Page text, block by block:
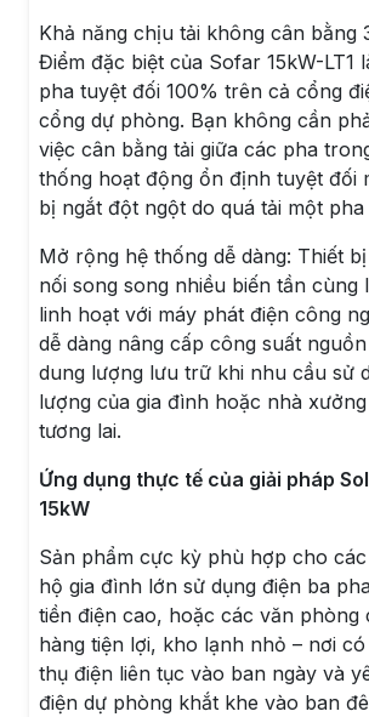
Khả năng chịu tải không cân bằng
Điểm đặc biệt của Sofar 15kW-LT1
pha tuyệt đối 100% trên cả cổng
cổng dự phòng. Bạn không cần
việc cân bằng tải giữa các pha
thống hoạt động ổn định tuyệt đối
bị ngắt đột ngột do quá tải một pha
Mở rộng hệ thống dễ dàng: Thiết
nối song song nhiều biến tần cùng
linh hoạt với máy phát điện công
dễ dàng nâng cấp công suất
dung lượng lưu trữ khi nhu cầu sử
lượng của gia đình hoặc nhà
tương lai.
Ứng dụng thực tế của giải pháp
15kW
Sản phẩm cực kỳ phù hợp cho
hộ gia đình lớn sử dụng điện ba
tiền điện cao, hoặc các văn phòng
hàng tiện lợi, kho lạnh nhỏ – nơi
thụ điện liên tục vào ban ngày và
điện dự phòng khắt khe vào ban